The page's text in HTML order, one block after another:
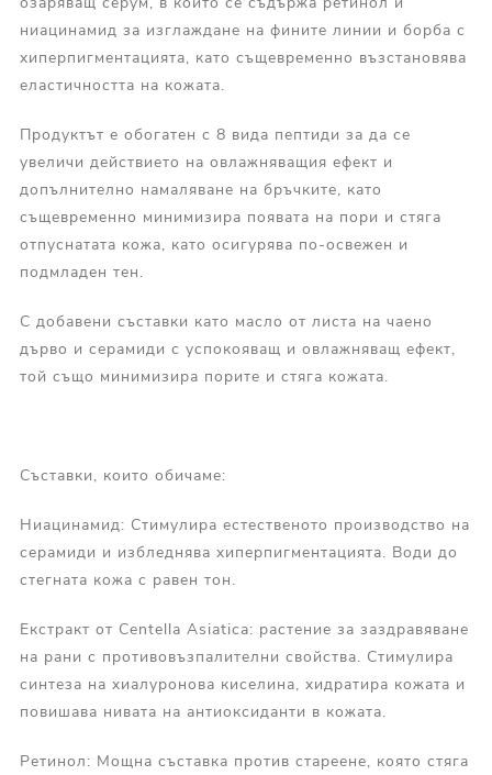
ниацинамид за изглаждане на фините линии и борба с
хиперпигментацията, като същевременно възстановява
еластичността на кожата.
Продуктът е обогатен с 8 вида пептиди за да се
увеличи действието на овлажняващия ефект и
допълнително намаляване на бръчките, като
същевременно минимизира появата на пори и стяга
отпуснатата кожа, като осигурява по-освежен и
подмладен тен.
С добавени съставки като масло от листа на чаено
дърво и серамиди с успокояващ и овлажняващ ефект,
той също минимизира порите и стяга кожата.
Съставки, които обичаме:
Ниацинамид: Стимулира естественото производство на
серамиди и избледнява хиперпигментацията. Води до
стегната кожа с равен тон.
Екстракт от Centella Asiatica: растение за заздравяване
на рани с противовъзпалителни свойства. Стимулира
синтеза на хиалуронова киселина, хидратира кожата и
повишава нивата на антиоксиданти в кожата.
Ретинол: Мощна съставка против стареене, която стяга